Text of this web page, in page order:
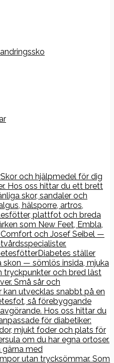
Skor och hjälpmedel för dig
Hos oss hittar du ett brett
skor, sandaler och
hälsporre, artros,
plattfot och breda
som New Feet, Embla,
Comfort och Josef Seibel —
Diabetes ställer
skon — sömlös insida, mjuka
tryckpunkter och bred läst
Små sår och
kan utvecklas snabbt på en
så förebyggande
Hos oss hittar du
för diabetiker:
mjukt foder och plats för
om du har egna ortoser.
med
utan trycksömmar. Som